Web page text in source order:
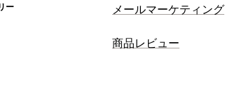
ー メールマーケティング
キャンペーンタイプ
商品レビュー